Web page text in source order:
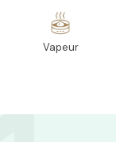
Vapeur